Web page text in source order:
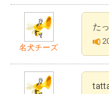
名犬チーズ
た